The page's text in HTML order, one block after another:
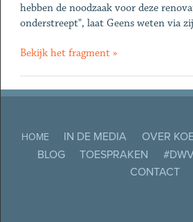
hebben de noodzaak voor deze
onderstreept", laat Geens weten via
Bekijk het fragment »
HOME IN DE MEDIA OVER
BLOG
TOESPRAKEN
CONTACT